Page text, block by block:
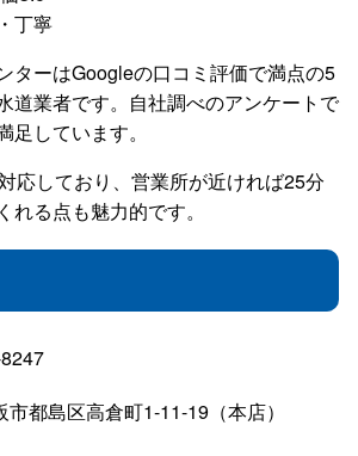
丁寧
ターはGoogleの口コミ評価で満点の5
道業者です。自社調べのアンケートで
足しています。
応しており、営業所が近ければ25分
る点も魅力的です。
市都島区高倉町1-11-19（本店）